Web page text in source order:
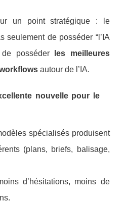
un point stratégique : le
seulement de posséder “l’IA
posséder
les meilleures
autour de l’IA.
nouvelle pour le
spécialisés produisent
(plans, briefs, balisage,
d’hésitations, moins de